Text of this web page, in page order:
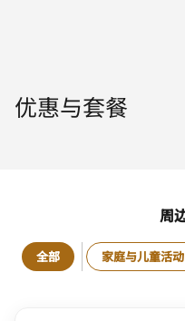
优惠与套餐
周
全部 家庭与儿童活动